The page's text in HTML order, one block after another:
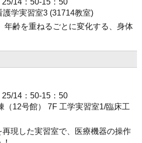
25/14：50-15：50
学実習室3 (31714教室)
年齢を重ねるごとに変化する、身体
14：50-15：50
（12号館） 7F 工学実習室1/臨床工
現した実習室で、医療機器の操作